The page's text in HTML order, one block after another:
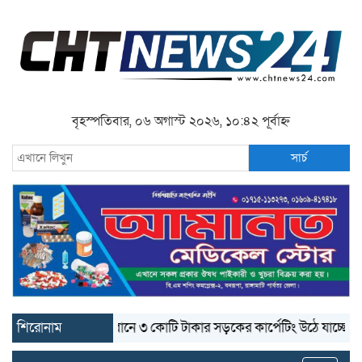
বৃহস্পতিবার, ০৬ অগাস্ট ২০২৬, ১০:৪২ পূর্বাহ্ন
সার্চ
শিরোনামবান্দরবানে ৩ কোটি টাকার সড়কের কার্পেটিং উঠে যাচ্ছে